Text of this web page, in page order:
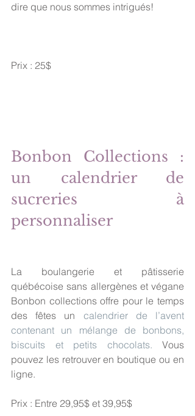
dire que nous sommes intrigués!
Prix : 25$
Bonbon Collections :
un calendrier de
sucreries à
personnaliser
La boulangerie et pâtisserie
québécoise sans allergènes et végane
Bonbon collections offre pour le temps
des fêtes un
contenant un mélange de bonbons,
biscuits et petits chocolats. Vous
pouvez les retrouver en boutique ou en
ligne.
Prix : Entre 29,95$ et 39,95$